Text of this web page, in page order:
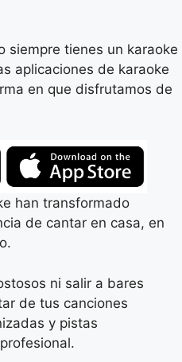
siempre tienes un karaoke
aplicaciones de karaoke
en que disfrutamos de
han transformado
de cantar en casa, en
ni salir a bares
de tus canciones
y pistas